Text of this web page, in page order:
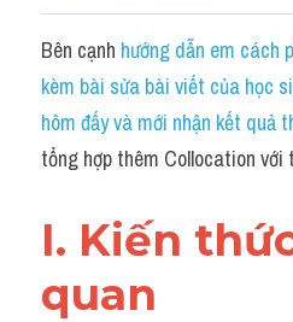
Antonym
Idiom
Grammar
Word form
Cách dùng từ
Bên cạnh hướng dẫn em cách
kèm bài sửa bài viết của học
hôm đấy và mới nhận kết quả
tổng hợp thêm Collocation với
I. Kiến
quan